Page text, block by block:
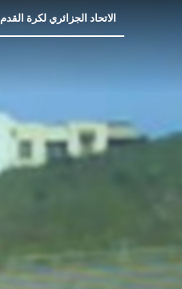
FÉDÉRATION ALGÉRIENNE DE FOOTBALL - الاتحاد الجزائري لكرة القدم